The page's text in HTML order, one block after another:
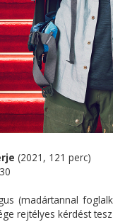
(2021, 121 perc)
(madártannal
rejtélyes kérdést